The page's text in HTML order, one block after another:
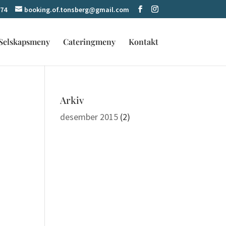
booking.of.tonsberg@gmail.com
Cateringmeny Kontakt
Arkiv
desember 2015 (2)